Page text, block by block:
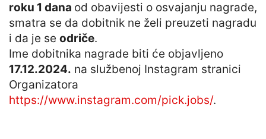
roku 1 dana od obavijesti o osvajanju nagrade,
smatra se da dobitnik ne želi preuzeti nagradu
i da je se odriče.
Ime dobitnika nagrade biti će objavljeno
17.12.2024. na službenoj Instagram stranici
Organizatora
https://www.instagram.com/pick.jobs/.